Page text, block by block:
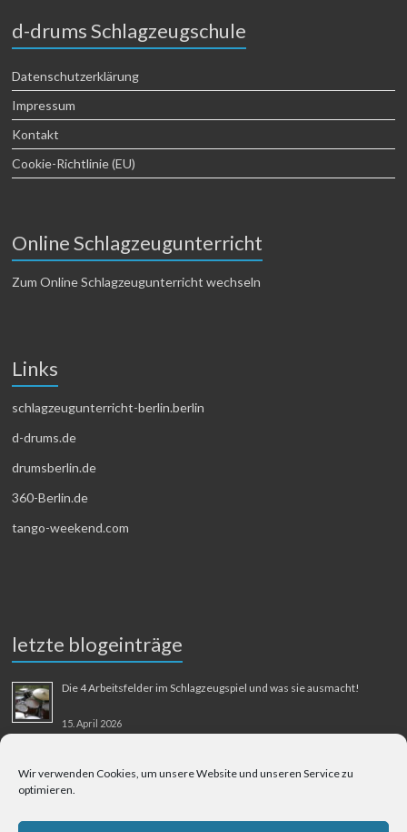
Wir verwenden Cookies, um unsere Website und unseren Service zu
optimieren.
d-drums Schlagzeugschule
Datenschutzerklärung
Impressum
Kontakt
Cookie-Richtlinie (EU)
Online Schlagzeugunterricht
Zum Online Schlagzeugunterricht wechseln
Links
schlagzeugunterricht-berlin.berlin
d-drums.de
drumsberlin.de
360-Berlin.de
tango-weekend.com
letzte blogeinträge
Die 4 Arbeitsfelder im Schlagzeugspiel und was sie ausmacht!
15. April 2026
31. August 2025